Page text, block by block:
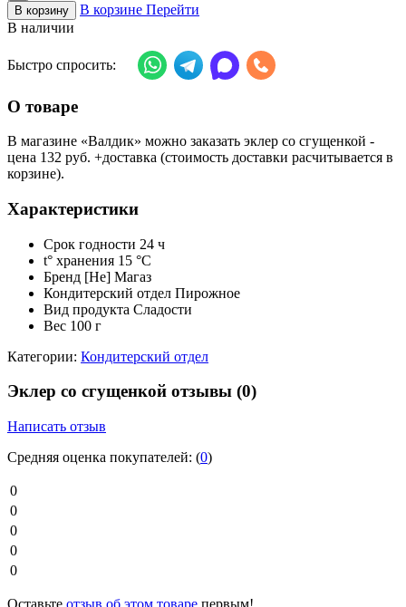
В корзину
В корзине Перейти
В наличии
Быстро спросить:
О товаре
В магазине «Валдик» можно заказать эклер со сгущенкой -
цена 132 руб. +доставка (стоимость доставки расчитывается в
корзине).
Характеристики
Срок годности 24 ч
t° хранения 15 °C
Бренд [Не] Магаз
Кондитерский отдел Пирожное
Вид продукта Сладости
Вес 100 г
Категории: Кондитерский отдел
Эклер со сгущенкой отзывы (0)
Написать отзыв
Средняя оценка покупателей: (0)
0
0
0
0
0